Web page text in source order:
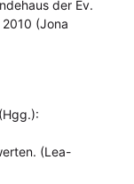
der Ev.
(Jona
(Lea-